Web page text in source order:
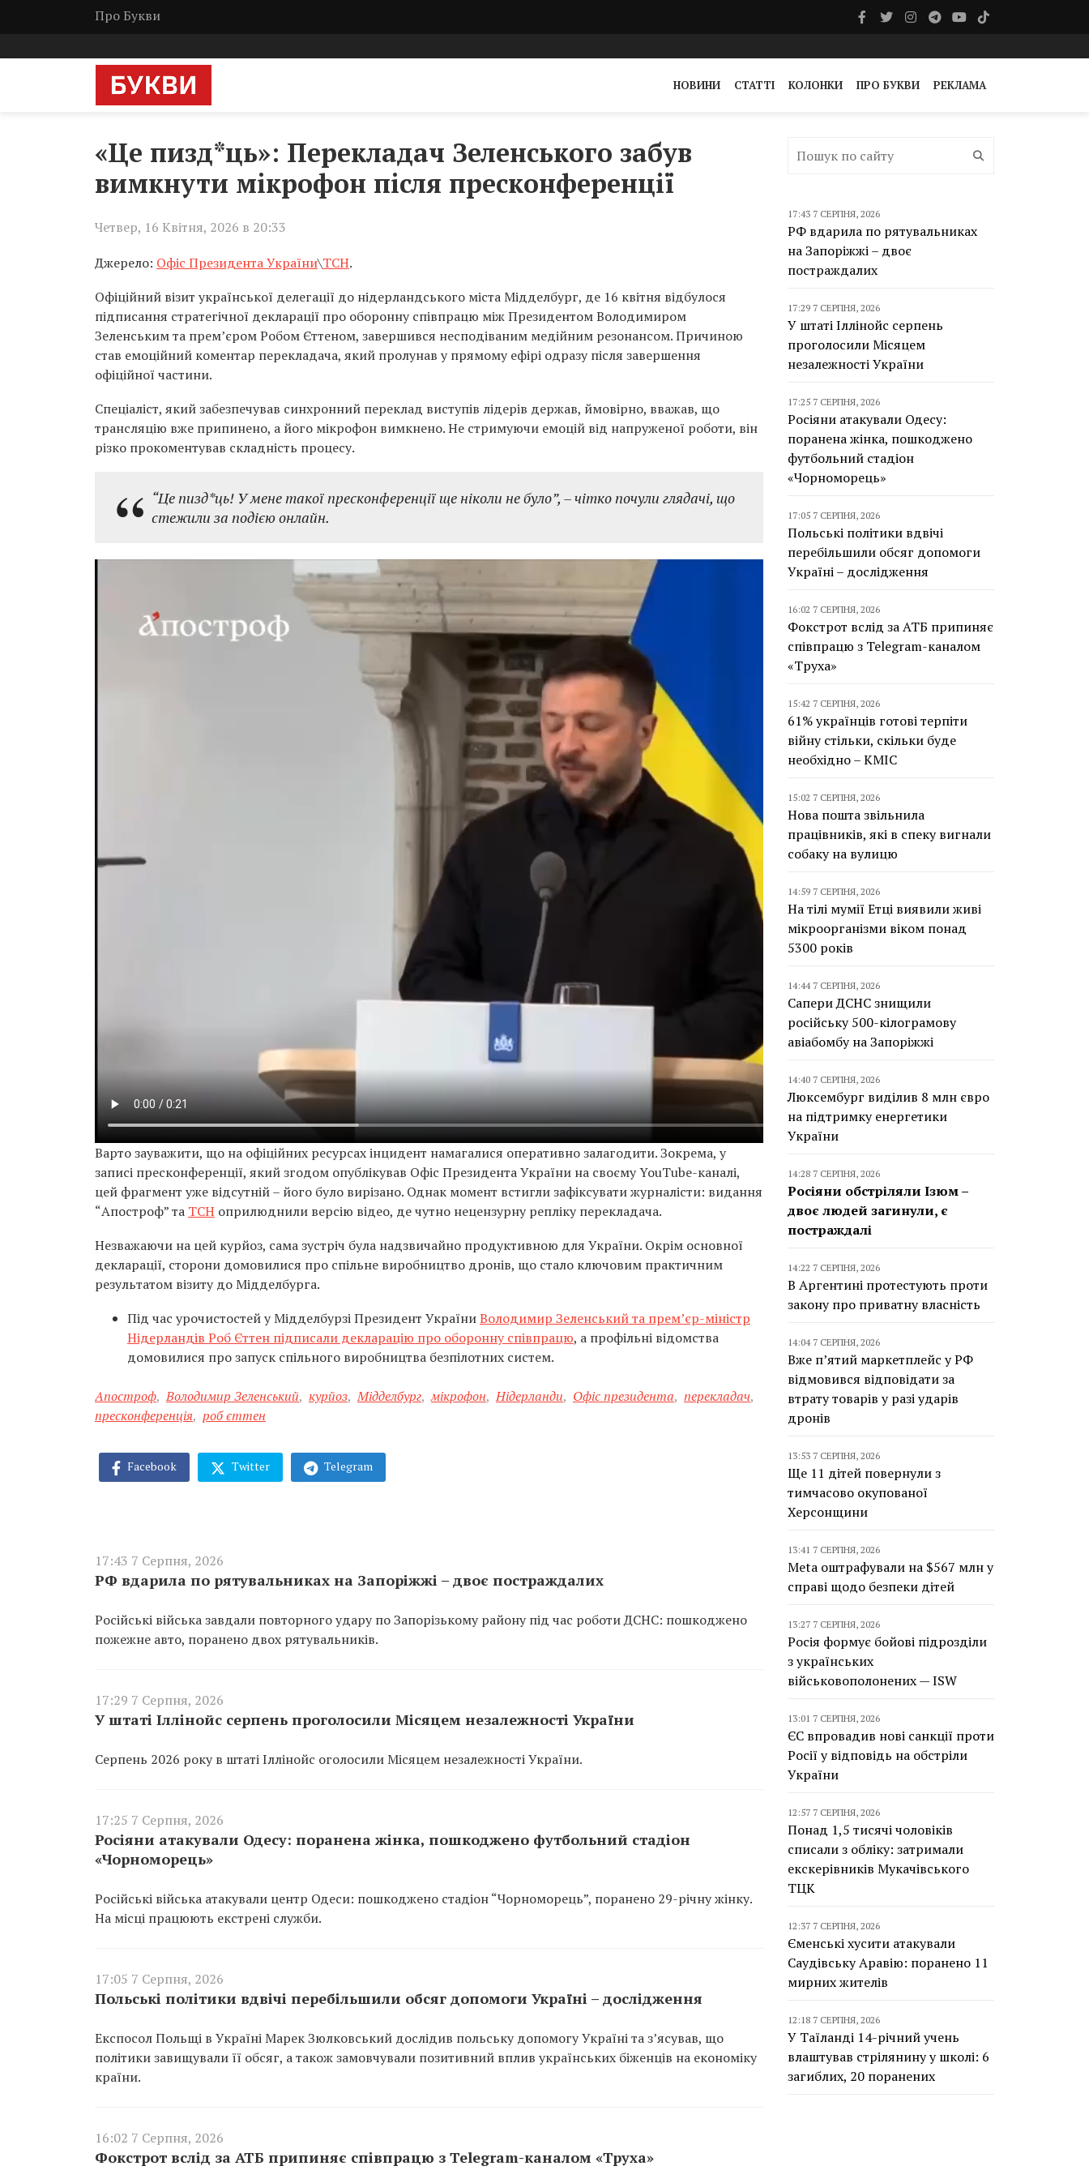
Про Букви
НОВИНИ СТАТТІ КОЛОНКИ ПРО БУКВИ РЕКЛАМА
«Це пизд*ць»: Перекладач Зеленського забув
вимкнути мікрофон після пресконференції
Четвер, 16 Квітня, 2026 в 20:33
Джерело: Офіс Президента України\ТСН.
Офіційний візит української делегації до нідерландського міста Мідделбург, де 16 квітня відбулося
підписання стратегічної декларації про оборонну співпрацю між Президентом Володимиром
Зеленським та прем’єром Робом Єттеном, завершився несподіваним медійним резонансом. Причиною
став емоційний коментар перекладача, який пролунав у прямому ефірі одразу після завершення
офіційної частини.
Спеціаліст, який забезпечував синхронний переклад виступів лідерів держав, ймовірно, вважав, що
трансляцію вже припинено, а його мікрофон вимкнено. Не стримуючи емоцій від напруженої роботи, він
різко прокоментував складність процесу.
“Це пизд*ць! У мене такої пресконференції ще ніколи не було”, – чітко почули глядачі, що
стежили за подією онлайн.
Варто зауважити, що на офіційних ресурсах інцидент намагалися оперативно залагодити. Зокрема, у
записі пресконференції, який згодом опублікував Офіс Президента України на своєму YouTube-каналі,
цей фрагмент уже відсутній – його було вирізано. Однак момент встигли зафіксувати журналісти: видання
“Апостроф” та ТСН оприлюднили версію відео, де чутно нецензурну репліку перекладача.
Незважаючи на цей курйоз, сама зустріч була надзвичайно продуктивною для України. Окрім основної
декларації, сторони домовилися про спільне виробництво дронів, що стало ключовим практичним
результатом візиту до Мідделбурга.
Під час урочистостей у Мідделбурзі Президент УкраїниВолодимир Зеленський та прем’єр-міністр
Нідерландів Роб Єттен підписали декларацію про оборонну співпрацю, а профільні відомства
домовилися про запуск спільного виробництва безпілотних систем.
Апостроф, Володимир Зеленський, курйоз, Мідделбург, мікрофон, Нідерланди, Офіс президента, перекладач,
пресконференція, роб єттен
Facebook Twitter Telegram
17:43 7 Серпня, 2026
РФ вдарила по рятувальниках на Запоріжжі – двоє постраждалих
Російські війська завдали повторного удару по Запорізькому району під час роботи ДСНС: пошкоджено
пожежне авто, поранено двох рятувальників.
17:29 7 Серпня, 2026
У штаті Іллінойс серпень проголосили Місяцем незалежності України
Серпень 2026 року в штаті Іллінойс оголосили Місяцем незалежності України.
17:25 7 Серпня, 2026
Росіяни атакували Одесу: поранена жінка, пошкоджено футбольний стадіон
«Чорноморець»
Російські війська атакували центр Одеси: пошкоджено стадіон “Чорноморець”, поранено 29-річну жінку.
На місці працюють екстрені служби.
17:05 7 Серпня, 2026
Польські політики вдвічі перебільшили обсяг допомоги Україні – дослідження
Експосол Польщі в Україні Марек Зюлковський дослідив польську допомогу Україні та з’ясував, що
політики завищували її обсяг, а також замовчували позитивний вплив українських біженців на економіку
країни.
16:02 7 Серпня, 2026
Фокстрот вслід за АТБ припиняє співпрацю з Telegram-каналом «Труха»
17:43 7 СЕРПНЯ, 2026
РФ вдарила по рятувальниках
на Запоріжжі – двоє
постраждалих
17:29 7 СЕРПНЯ, 2026
У штаті Іллінойс серпень
проголосили Місяцем
незалежності України
17:25 7 СЕРПНЯ, 2026
Росіяни атакували Одесу:
поранена жінка, пошкоджено
футбольний стадіон
«Чорноморець»
17:05 7 СЕРПНЯ, 2026
Польські політики вдвічі
перебільшили обсяг допомоги
Україні – дослідження
16:02 7 СЕРПНЯ, 2026
Фокстрот вслід за АТБ припиняє
співпрацю з Telegram-каналом
«Труха»
15:42 7 СЕРПНЯ, 2026
61% українців готові терпіти
війну стільки, скільки буде
необхідно – КМІС
15:02 7 СЕРПНЯ, 2026
Нова пошта звільнила
працівників, які в спеку вигнали
собаку на вулицю
14:59 7 СЕРПНЯ, 2026
На тілі мумії Етці виявили живі
мікроорганізми віком понад
5300 років
14:44 7 СЕРПНЯ, 2026
Сапери ДСНС знищили
російську 500-кілограмову
авіабомбу на Запоріжжі
14:40 7 СЕРПНЯ, 2026
Люксембург виділив 8 млн євро
на підтримку енергетики
України
14:28 7 СЕРПНЯ, 2026
Росіяни обстріляли Ізюм –
двоє людей загинули, є
постраждалі
14:22 7 СЕРПНЯ, 2026
В Аргентині протестують проти
закону про приватну власність
14:04 7 СЕРПНЯ, 2026
Вже п’ятий маркетплейс у РФ
відмовився відповідати за
втрату товарів у разі ударів
дронів
13:53 7 СЕРПНЯ, 2026
Ще 11 дітей повернули з
тимчасово окупованої
Херсонщини
13:41 7 СЕРПНЯ, 2026
Meta оштрафували на $567 млн у
справі щодо безпеки дітей
13:27 7 СЕРПНЯ, 2026
Росія формує бойові підрозділи
з українських
військовополонених — ISW
13:01 7 СЕРПНЯ, 2026
ЄС впровадив нові санкції проти
Росії у відповідь на обстріли
України
12:57 7 СЕРПНЯ, 2026
Понад 1,5 тисячі чоловіків
списали з обліку: затримали
екскерівників Мукачівського
ТЦК
12:37 7 СЕРПНЯ, 2026
Єменські хусити атакували
Саудівську Аравію: поранено 11
мирних жителів
12:18 7 СЕРПНЯ, 2026
У Таїланді 14-річний учень
влаштував стрілянину у школі: 6
загиблих, 20 поранених